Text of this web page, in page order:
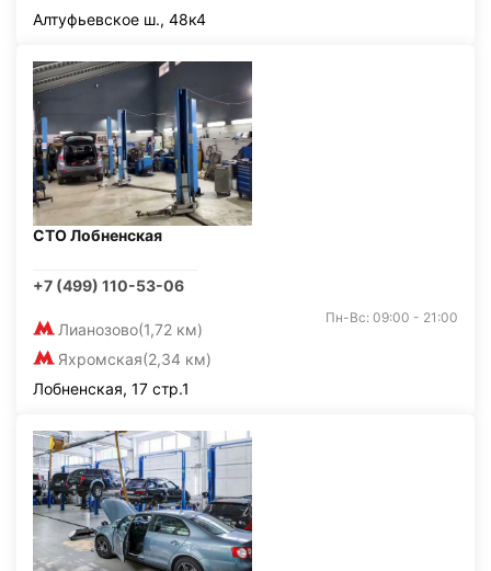
Алтуфьевское ш., 48к4
СТО Лобненская
+7 (499) 110-53-06
Лианозово(1,72 км)
Яхромская(2,34 км)
Пн-Вс: 09:00 - 21:00
Лобненская, 17 стр.1